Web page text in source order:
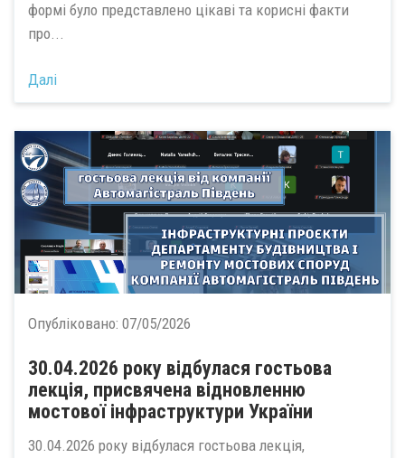
формі було представлено цікаві та корисні факти
про...
Далі
Опубліковано: 07/05/2026
30.04.2026 року відбулася гостьова
лекція, присвячена відновленню
мостової інфраструктури України
30.04.2026 року відбулася гостьова лекція,